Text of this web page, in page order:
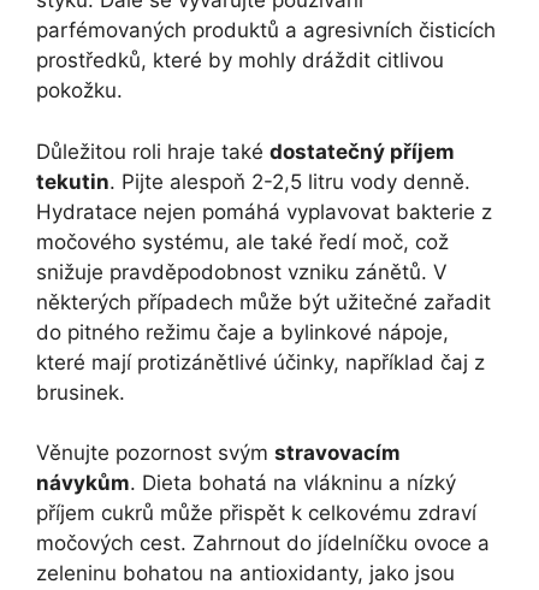
parfémovaných produktů a agresivních čisticích
prostředků, které by mohly dráždit citlivou
pokožku.
Důležitou roli hraje také dostatečný příjem
tekutin. Pijte alespoň 2-2,5 litru vody denně.
Hydratace nejen pomáhá vyplavovat bakterie z
močového systému, ale také ředí moč, což
snižuje pravděpodobnost vzniku zánětů. V
některých případech může být užitečné zařadit
do pitného režimu čaje a bylinkové nápoje,
které mají protizánětlivé účinky, například čaj z
brusinek.
Věnujte pozornost svým stravovacím
návykům. Dieta bohatá na vlákninu a nízký
příjem cukrů může přispět k celkovému zdraví
močových cest. Zahrnout do jídelníčku ovoce a
zeleninu bohatou na antioxidanty, jako jsou